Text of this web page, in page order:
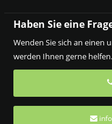
Haben Sie eine
Wenden Sie sich an einen
werden Ihnen gerne helfen.